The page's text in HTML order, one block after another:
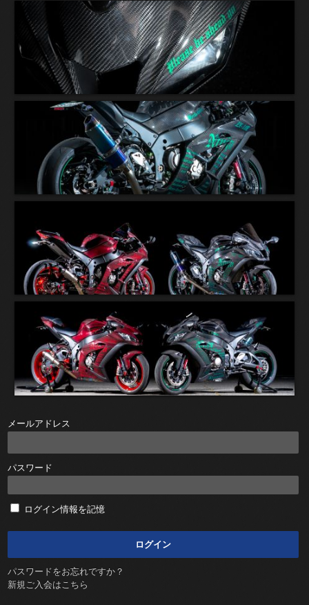
メールアドレス
パスワード
ログイン情報を記憶
パスワードをお忘れですか？
新規ご入会はこちら